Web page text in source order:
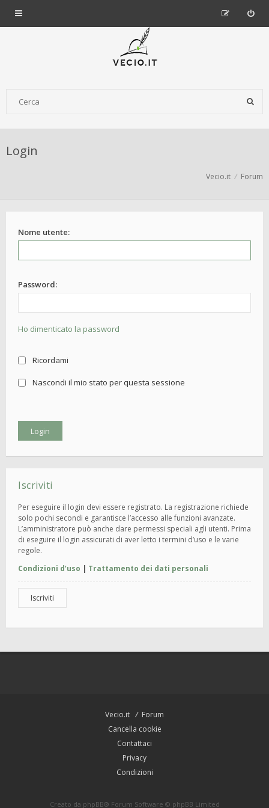
Login
Vecio.it Forum
Nome utente:
Password:
Ho dimenticato la password
Ricordami
Nascondi il mio stato per questa sessione
Iscriviti
Per eseguire il login devi essere registrato. La registrazione richiede
solo pochi secondi e garantisce l’accesso alle funzioni avanzate.
L’amministratore può anche dare permessi speciali agli utenti. Prima
di eseguire il login assicurati di aver letto i termini d’uso e le varie
regole.
Condizioni d’uso | Trattamento dei dati personali
Iscriviti
Vecio.it
Forum
Cancella cookie
Contattaci
Privacy
Condizioni
Creato da phpBB® Forum Software © phpBB Limited